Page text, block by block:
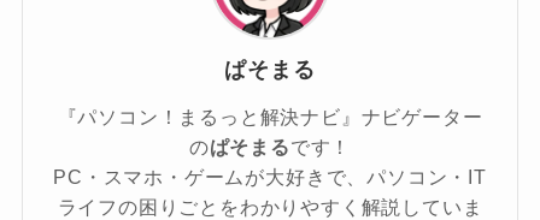
ぱそまる
『パソコン！まるっと解決ナビ』ナビゲーター
のぱそまるです！
PC・スマホ・ゲームが大好きで、パソコン・IT
ライフの困りごとをわかりやすく解説していま